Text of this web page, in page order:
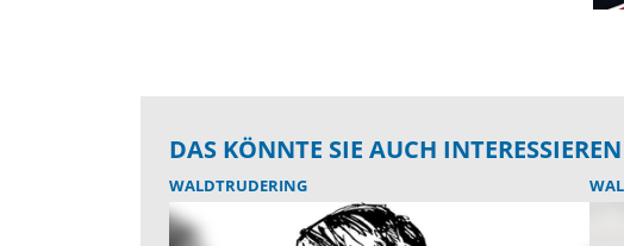
DAS KÖNNTE SIE AUCH INTERESSIEREN
WALDTRUDERING